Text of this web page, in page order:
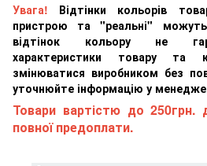
Увага! Відтінки кольорів
пристрою та "реальні" можуть
відтінок кольору не
характеристики товару та
змінюватися виробником без
уточнюйте інформацію у
Товари вартістю до 250грн.
повної предоплати.